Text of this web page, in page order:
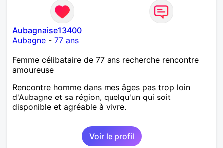
Aubagnaise13400
Aubagne - 77 ans
Femme célibataire de 77 ans recherche rencontre
amoureuse
Rencontre homme dans mes âges pas trop loin
d'Aubagne et sa région, quelqu'un qui soit
disponible et agréable à vivre.
Voir le profil